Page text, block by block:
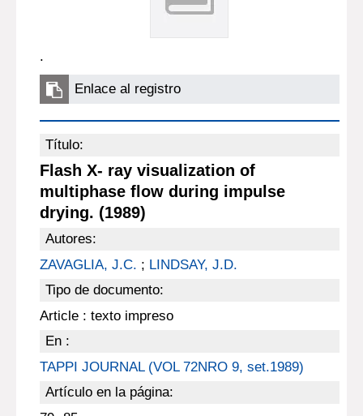
.
Enlace al registro
Título:
Flash X- ray visualization of
multiphase flow during impulse
drying. (1989)
Autores:
ZAVAGLIA, J.C. ; LINDSAY, J.D.
Tipo de documento:
Article : texto impreso
En :
TAPPI JOURNAL (VOL 72NRO 9, set.1989)
Artículo en la página: